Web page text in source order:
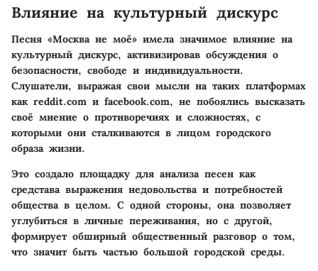
Влияние на культурный дискурс
Песня «Москва не моё» имела значимое влияние на
культурный дискурс, активизировав обсуждения о
безопасности, свободе и индивидуальности.
Слушатели, выражая свои мысли на таких платформах
как reddit.com и facebook.com, не побоялись высказать
своё мнение о противоречиях и сложностях, с
которыми они сталкиваются в лицом городского
образа жизни.
Это создало площадку для анализа песен как
средстава выражения недовольства и потребностей
общества в целом. С одной стороны, она позволяет
углубиться в личные переживания, но с другой,
формирует обширный общественный разговор о том,
что значит быть частью большой городской среды.